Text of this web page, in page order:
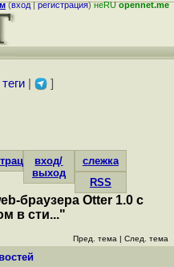
(вход|регистрация)неRUopennet.me
теги| ]
вход/
выход
слежка
RSS
браузера Otter 1.0 с
в сти..."
Пред. тема | След. тема